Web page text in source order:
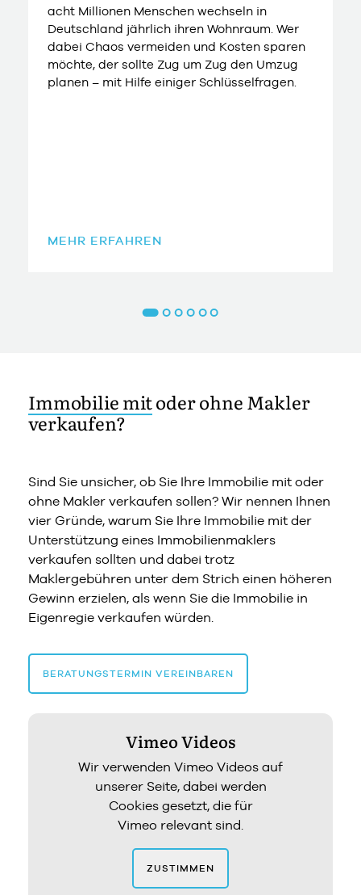
acht Millionen Menschen wechseln in
Deutschland jährlich ihren Wohnraum. Wer
dabei Chaos vermeiden und Kosten sparen
möchte, der sollte Zug um Zug den Umzug
planen – mit Hilfe einiger Schlüsselfragen.
MEHR ERFAHREN
Immobilie mitoder ohne Makler
verkaufen?
Sind Sie unsicher, ob Sie Ihre Immobilie mit oder
ohne Makler verkaufen sollen? Wir nennen Ihnen
vier Gründe, warum Sie Ihre Immobilie mit der
Unterstützung eines Immobilienmaklers
verkaufen sollten und dabei trotz
Maklergebühren unter dem Strich einen höheren
Gewinn erzielen, als wenn Sie die Immobilie in
Eigenregie verkaufen würden.
BERATUNGSTERMIN VEREINBAREN
Vimeo Videos
Wir verwenden Vimeo Videos auf
unserer Seite, dabei werden
Cookies gesetzt, die für
Vimeo relevant sind.
ZUSTIMMEN